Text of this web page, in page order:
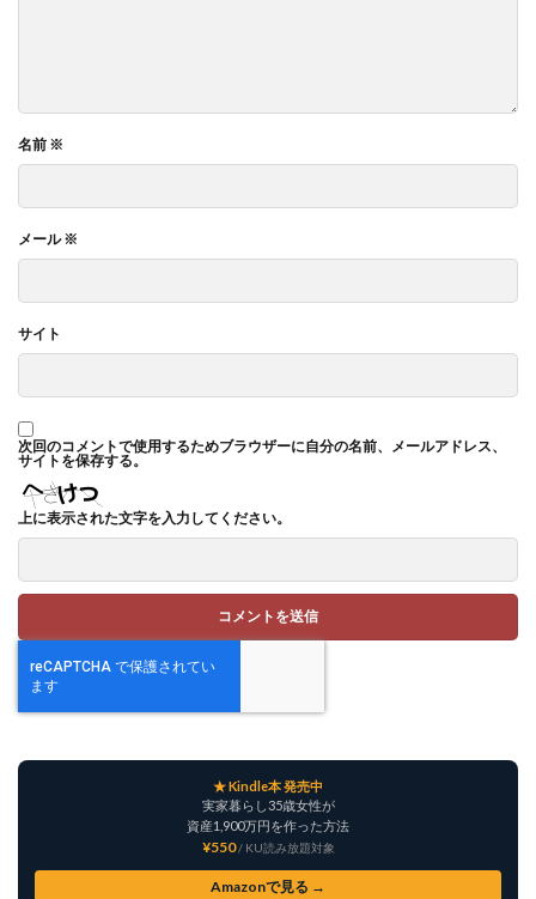
名前 ※
メール※
サイト
次回のコメントで使用するためブラウザーに自分の名前、メールアドレス、
サイトを保存する。
上に表示された文字を入力してください。
★ Kindle本 発売中
実家暮らし35歳女性が
資産1,900万円を作った方法
¥550 / KU読み放題対象
Amazonで見る →